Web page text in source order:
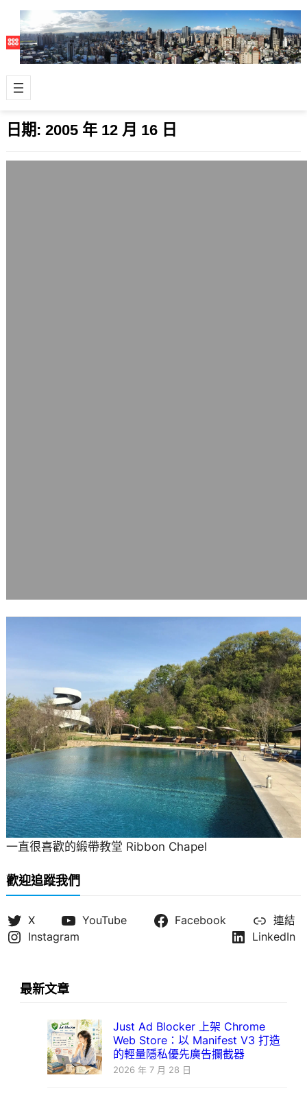
日期: 2005 年 12 月 16 日
一直很喜歡的緞帶教堂 Ribbon Chapel
歡迎追蹤我們
X YouTube Facebook
連結
Instagram
LinkedIn
最新文章
Just Ad Blocker 上架 Chrome
Web Store：以 Manifest V3 打造
的輕量隱私優先廣告攔截器
2026 年 7 月 28 日